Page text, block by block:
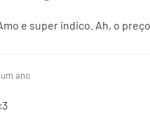
e super indico. Ah, o
ano